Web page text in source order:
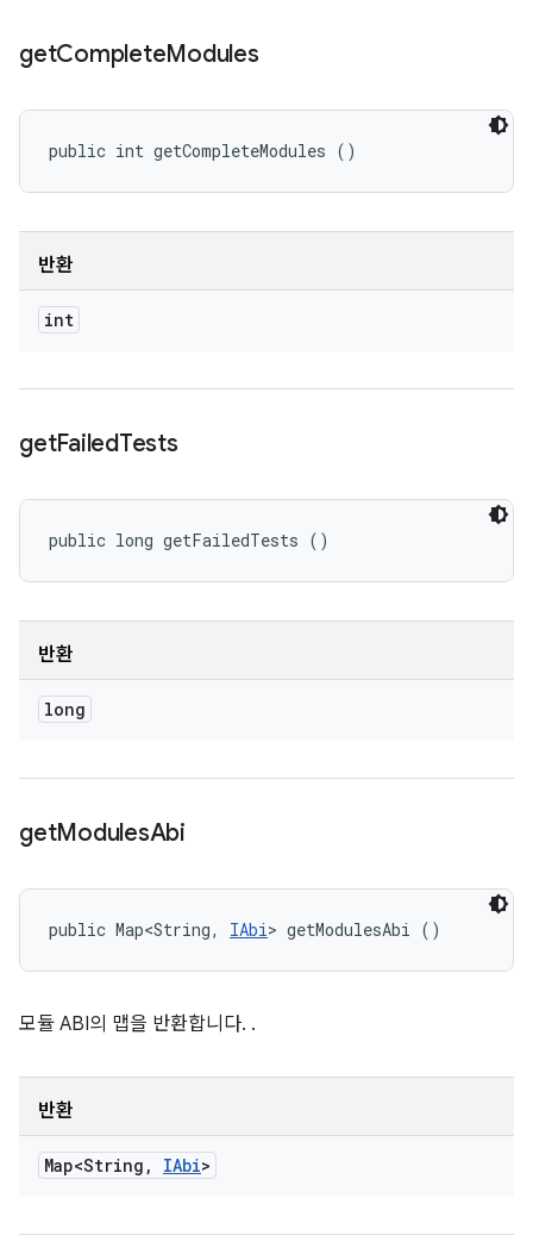
getCompleteModules
public int getCompleteModules ()
반환
int
getFailedTests
public long getFailedTests ()
반환
long
getModulesAbi
public Map<String, IAbi> getModulesAbi ()
모듈 ABI의 맵을 반환합니다. .
반환
Map<String , IAbi>